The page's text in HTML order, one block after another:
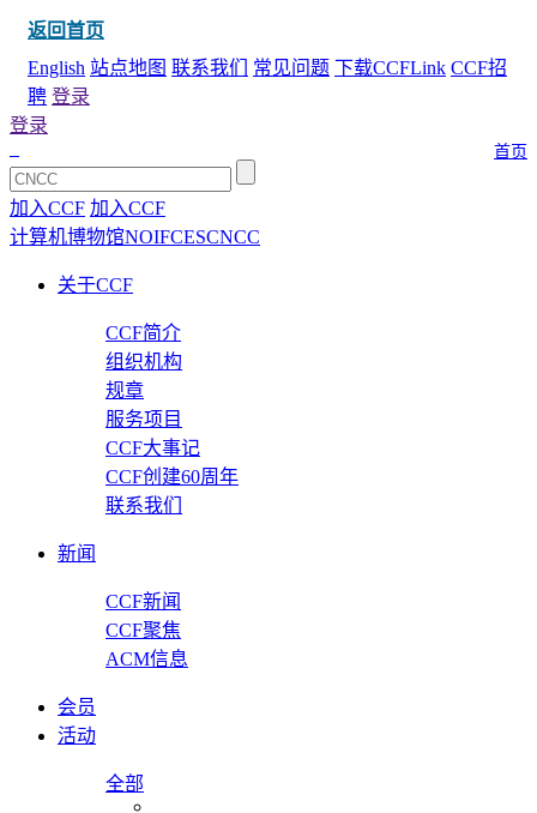
返回首页
English 站点地图 联系我们 常见问题 下载CCFLink CCF招
聘 登录
首页
登录
加入CCF 加入CCF
计算机博物馆NOIFCESCNCC
关于CCF
CCF简介
组织机构
规章
服务项目
CCF大事记
CCF创建60周年
联系我们
新闻
CCF新闻
CCF聚焦
ACM信息
会员
活动
全部